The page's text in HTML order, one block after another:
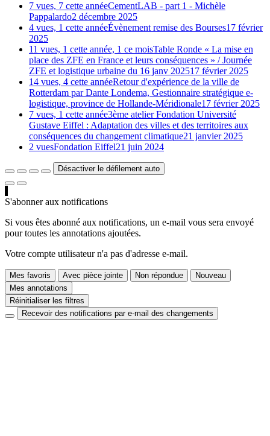
7 vues, 7 cette annéeCementLAB - part 1 - Michèle
Pappalardo2 décembre 2025
4 vues, 1 cette annéeÉvènement remise des Bourses17 février
2025
11 vues, 1 cette année, 1 ce moisTable Ronde « La mise en
place des ZFE en France et leurs conséquences » / Journée
ZFE et logistique urbaine du 16 janv 202517 février 2025
14 vues, 4 cette annéeRetour d'expérience de la ville de
Rotterdam par Dante Londema, Gestionnaire stratégique e-
logistique, province de Hollande-Méridionale17 février 2025
7 vues, 1 cette année3ème atelier Fondation Université
Gustave Eiffel : Adaptation des villes et des territoires aux
conséquences du changement climatique21 janvier 2025
2 vuesFondation Eiffel21 juin 2024
Désactiver le défilement auto
S'abonner aux notifications
Si vous êtes abonné aux notifications, un e-mail vous sera envoyé
pour toutes les annotations ajoutées.
Votre compte utilisateur n'a pas d'adresse e-mail.
Mes favoris Avec pièce jointe Non répondue
Nouveau
Mes annotations
Réinitialiser les filtres
Recevoir des notifications par e-mail des changements